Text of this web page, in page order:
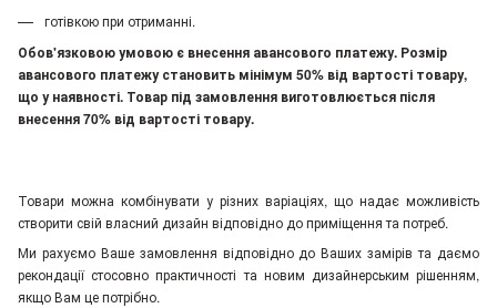
готівкою при отриманні.
Обов'язковою умовою є внесення авансового платежу. Розмір
авансового платежу становить мінімум 50% від вартості товару,
що у наявності. Товар під замовлення виготовлюється після
внесення 70% від вартості товару.
Товари можна комбінувати у різних варіаціях, що надає можливість
створити свій власний дизайн відповідно до приміщення та потреб.
Ми рахуємо Ваше замовлення відповідно до Ваших замірів та даємо
рекондації стосовно практичності та новим дизайнерським рішенням,
якщо Вам це потрібно.